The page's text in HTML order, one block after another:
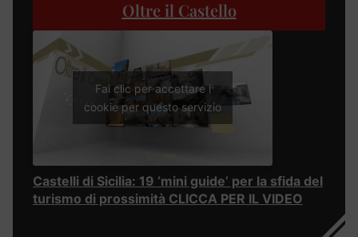
Oltre il Castello
Fai clic per accettare i
cookie per questo servizio
Castelli di Sicilia: 19 ‘mini guide’ per la sfida del
turismo di prossimità CLICCA PER IL VIDEO